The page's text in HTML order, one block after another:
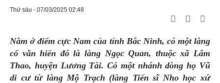
Thứ sáu - 07/03/2025 02:48
Nằm ở điểm cực Nam của tỉnh Bắc Ninh, có một làng
cổ văn hiến đó là làng Ngọc Quan, thuộc xã Lâm
Thao, huyện Lương Tài. Có một nhánh dòng họ Vũ
di cư từ làng Mộ Trạch (làng Tiến sĩ Nho học xứ